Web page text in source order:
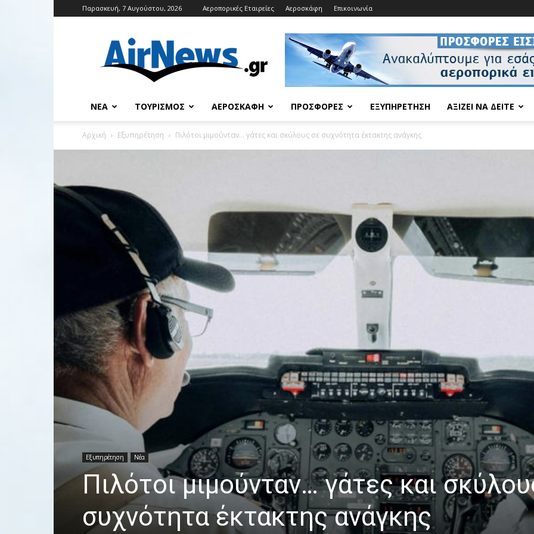
Παρασκευή, 7 Αυγούστου, 2026 Αεροπορικές Εταιρείες Αεροσκάφη Επικοινωνία
ΝΈΑ ΤΟΥΡΙΣΜΌΣ ΑΕΡΟΣΚΆΦΗ ΠΡΟΣΦΟΡΈΣ ΕΞΥΠΗΡΈΤΗΣΗ ΑΞΊΖΕΙ ΝΑ ΔΕΊΤΕ
Αρχική Εξυπηρέτηση Πιλότοι μιμούνταν… γάτες και σκύλους σε συχνότητα έκτακτης ανάγκης
Εξυπηρέτηση Νέα
Πιλότοι μιμούνταν… γάτες και
συχνότητα έκτακτης ανάγκης